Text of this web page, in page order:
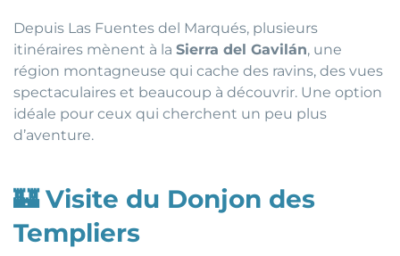
Depuis Las Fuentes del Marqués, plusieurs
itinéraires mènent à la Sierra del Gavilán, une
région montagneuse qui cache des ravins, des vues
spectaculaires et beaucoup à découvrir. Une option
idéale pour ceux qui cherchent un peu plus
d’aventure.
🏰Visite du Donjon des
Templiers